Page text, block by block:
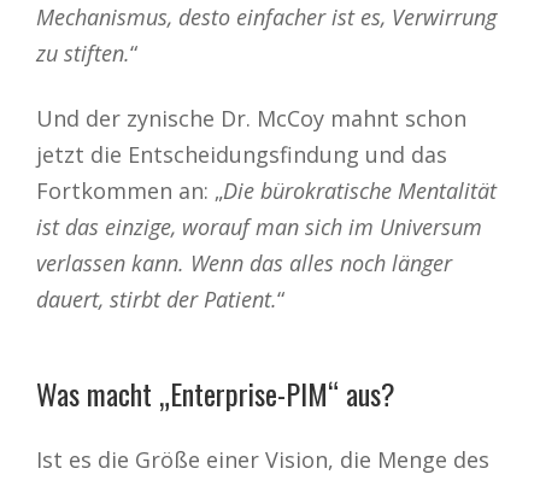
Mechanismus, desto einfacher ist es, Verwirrung
zu stiften.“
Und der zynische Dr. McCoy mahnt schon
jetzt die Entscheidungsfindung und das
Fortkommen an: „Die bürokratische Mentalität
ist das einzige, worauf man sich im Universum
verlassen kann. Wenn das alles noch länger
dauert, stirbt der Patient.“
Was macht „Enterprise-PIM“ aus?
Ist es die Größe einer Vision, die Menge des